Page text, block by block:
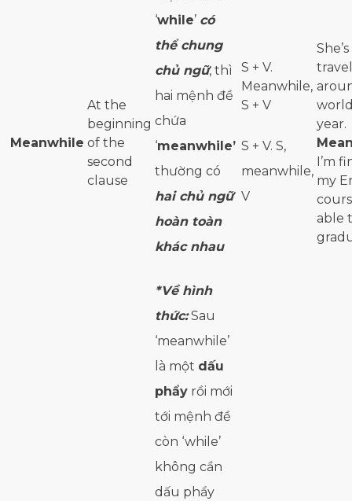
Meanwhile
At the
beginning
of the
second
clause
‘while’ có
thể chung
chủ ngữ, thì
hai mệnh đề
chứa
‘meanwhile’
thường có
hai chủ ngữ
hoàn toàn
khác nhau
*Về hình
thức: Sau
‘meanwhile’
là một dấu
phẩy rồi mới
tới mệnh đề
còn ‘while’
không cần
dấu phẩy
S + V.
Meanwhile,
S + V
S + V. S,
meanwhile,
V
She’s
year.
I’m
my
able